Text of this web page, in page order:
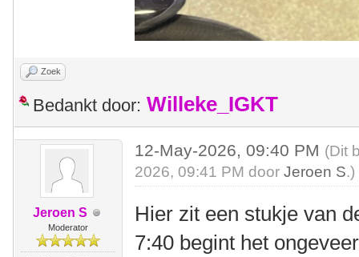
Zoek
Bedankt door: Willeke_IGKT
Jeroen S
Moderator
12-May-2026, 09:40 PM (Dit
2026, 09:41 PM doorJeroen S.)
Hier zit een stukje van
7:40 begint het